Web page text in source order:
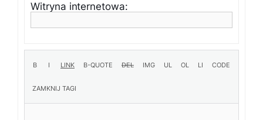
Witryna internetowa: